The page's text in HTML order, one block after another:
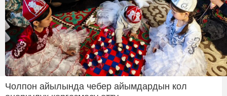
Чолпон айылында чебер айымдардын кол